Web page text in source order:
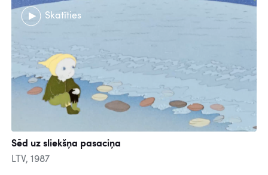
Skatīties
Sēd uz sliekšņa pasaciņa
LTV, 1987